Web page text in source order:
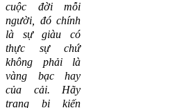
cuộc đời mỗi
người, đó chính
là sự giàu có
thực sự chứ
không phải là
vàng bạc hay
của cải. Hãy
trang bị kiến